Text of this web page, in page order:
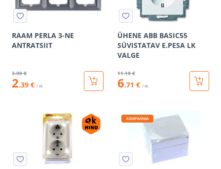
RAAM PERLA 3-NE
ANTRATSIIT
3.99 €
2.39 € / tk
ÜHENE ABB BASIC55
SÜVISTATAV E.PESA LK
VALGE
11.19 €
6.71 € / tk
KAMPAANIA